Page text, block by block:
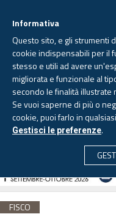
FISCO
Informativa
Questo sito, e gli strumenti
cookie indispensabili per il
stesso e utili ad avere
migliorata e funzionale al
secondo le finalità illustrate
Se vuoi saperne di più o
cookie, puoi farlo in
Gestisci le preferenze.